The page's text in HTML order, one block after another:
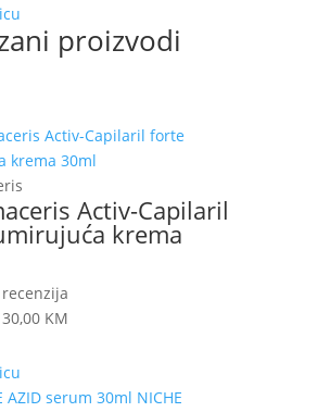
proizvodi
Activ-Capilaril
krema
recenzija
Izvorna
bila
je:
30,00 KMTrenutna
30,00 KM.